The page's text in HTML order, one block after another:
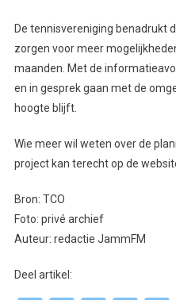
De tennisvereniging benadrukt
zorgen voor meer
maanden. Met de
en in gesprek gaan met de
hoogte blijft.
Wie meer wil weten over de
project kan terecht op de
Bron: TCO
Foto: privé archief
Auteur: redactie JammFM
Deel artikel: